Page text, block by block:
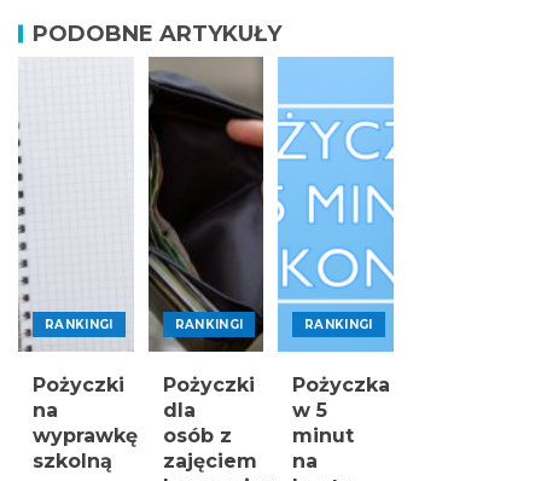
PODOBNE ARTYKUŁY
RANKINGI
Pożyczki
na
wyprawkę
szkolną
RANKINGI
Pożyczki
dla
osób z
zajęciem
RANKINGI
Pożyczka
w 5
minut
na